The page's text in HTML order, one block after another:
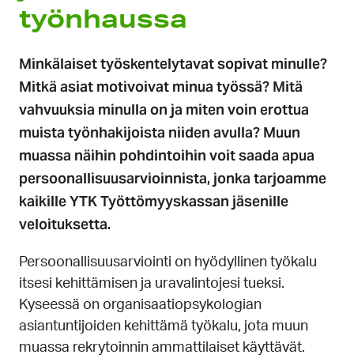
työnhaussa
Minkälaiset työskentelytavat sopivat minulle?
Mitkä asiat motivoivat minua työssä? Mitä
vahvuuksia minulla on ja miten voin erottua
muista työnhakijoista niiden avulla? Muun
muassa näihin pohdintoihin voit saada apua
persoonallisuusarvioinnista, jonka tarjoamme
kaikille YTK Työttömyyskassan jäsenille
veloituksetta.
Persoonallisuusarviointi on hyödyllinen työkalu
itsesi kehittämisen ja uravalintojesi tueksi.
Kyseessä on organisaatiopsykologian
asiantuntijoiden kehittämä työkalu, jota muun
muassa rekrytoinnin ammattilaiset käyttävät.